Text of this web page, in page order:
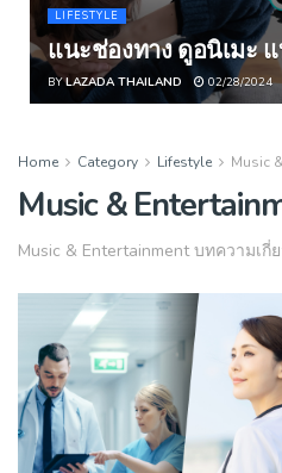
LIFESTYLE
แนะช่องทาง ดูอนิเมะ
BY LAZADA THAILAND 02/28/2024
Home Category Lifestyle Music
Music &
Music & Entertainment บทความเกี่